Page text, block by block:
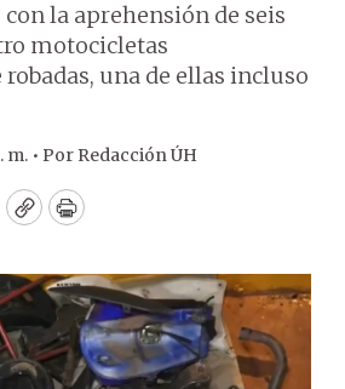
la aprehensión de seis
motocicletas
una de ellas incluso
m. • Por Redacción ÚH
CopyPrint